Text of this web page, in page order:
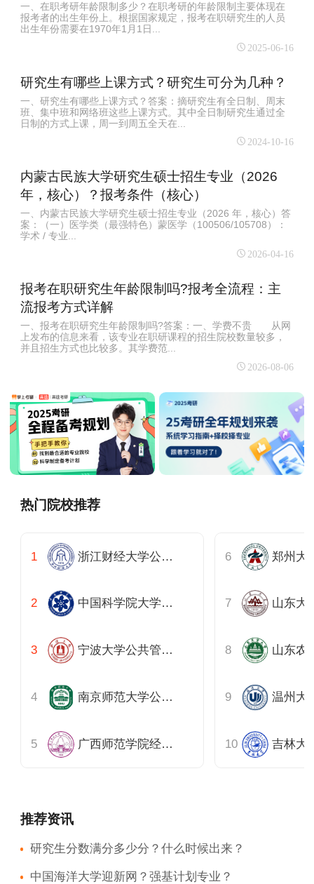
一、在职考研年龄限制多少？在职考研的年龄限制主要体现在
报考者的出生年份上。根据国家规定，报考在职研究生的人员
出生年份需要在1970年1月1日...
2025-06-16
研究生有哪些上课方式？研究生可分为几种？
一、研究生有哪些上课方式？答案：摘研究生有全日制、周末
班、集中班和网络班这些上课方式。其中全日制研究生通过全
日制的方式上课，周一到周五全天在...
2024-10-16
内蒙古民族大学研究生硕士招生专业（2026
年，核心）？报考条件（核心）
一、内蒙古民族大学研究生硕士招生专业（2026 年，核心）答
案：（一）医学类（最强特色）蒙医学（100506/105708）：
学术 / 专业...
2026-04-16
报考在职研究生年龄限制吗?报考全流程：主
流报考方式详解
一、报考在职研究生年龄限制吗?答案：一、学费不贵 从网
上发布的信息来看，该专业在职研课程的招生院校数量较多，
并且招生方式也比较多。其学费范...
2026-08-06
热门院校推荐
浙江财经大学公共管理学院
中国科学院大学公共政策与管理学院
宁波大学公共管理硕士教育中心
南京师范大学公共管理学院
广西师范学院经济管理学院
温州大
吉林大
推荐资讯
研究生分数满分多少分？什么时候出来？
中国海洋大学迎新网？强基计划专业？